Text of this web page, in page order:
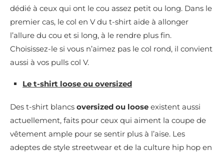
dédié à ceux qui ont le cou assez petit ou long. Dans le
premier cas, le col en V du t-shirt aide à allonger
l’allure du cou et si long, à le rendre plus fin.
Choisissez-le si vous n’aimez pas le col rond, il convient
aussi à vos pulls col V.
Le t-shirt loose ou oversized
Des t-shirt blancs oversized ou loose existent aussi
actuellement, faits pour ceux qui aiment la coupe de
vêtement ample pour se sentir plus à l’aise. Les
adeptes de style streetwear et de la culture hip hop en